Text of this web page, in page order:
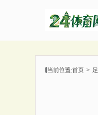
当前位置:首页